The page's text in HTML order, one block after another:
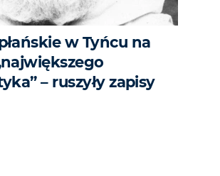
w Tyńcu na
– ruszyły zapisy